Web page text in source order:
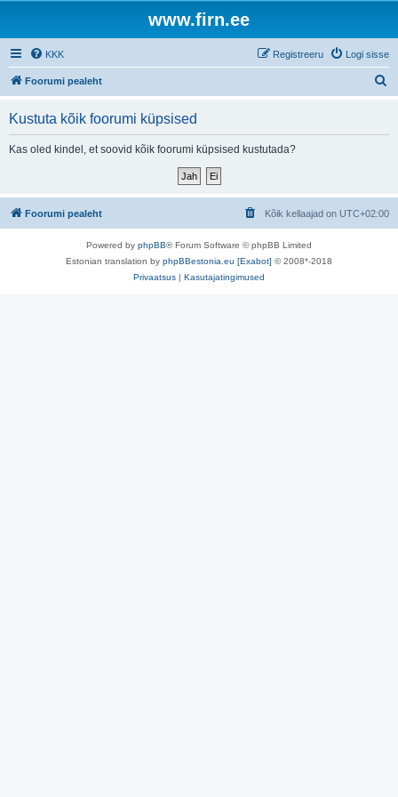
www.firn.ee
KKK Logi sisse
Registreeru
Foorumi pealeht
Kustuta kõik foorumi küpsised
Kas oled kindel, et soovid kõik foorumi küpsised kustutada?
Foorumi pealeht Kõik kellaajad on UTC+02:00
Powered by phpBB® Forum Software © phpBB Limited
Estonian translation by phpBBestonia.eu [Exabot] © 2008*-2018
Privaatsus | Kasutajatingimused